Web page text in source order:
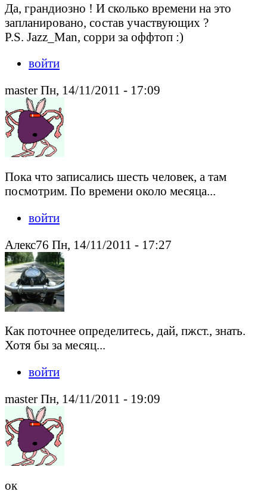
Да, грандиозно ! И сколько времени на это
запланировано, состав участвующих ?
P.S. Jazz_Man, сорри за оффтоп :)
войти
master Пн, 14/11/2011 - 17:09
Пока что записались шесть человек, а там
посмотрим. По времени около месяца...
войти
Алекс76 Пн, 14/11/2011 - 17:27
Как поточнее определитесь, дай, пжст., знать.
Хотя бы за месяц...
войти
master Пн, 14/11/2011 - 19:09
ок